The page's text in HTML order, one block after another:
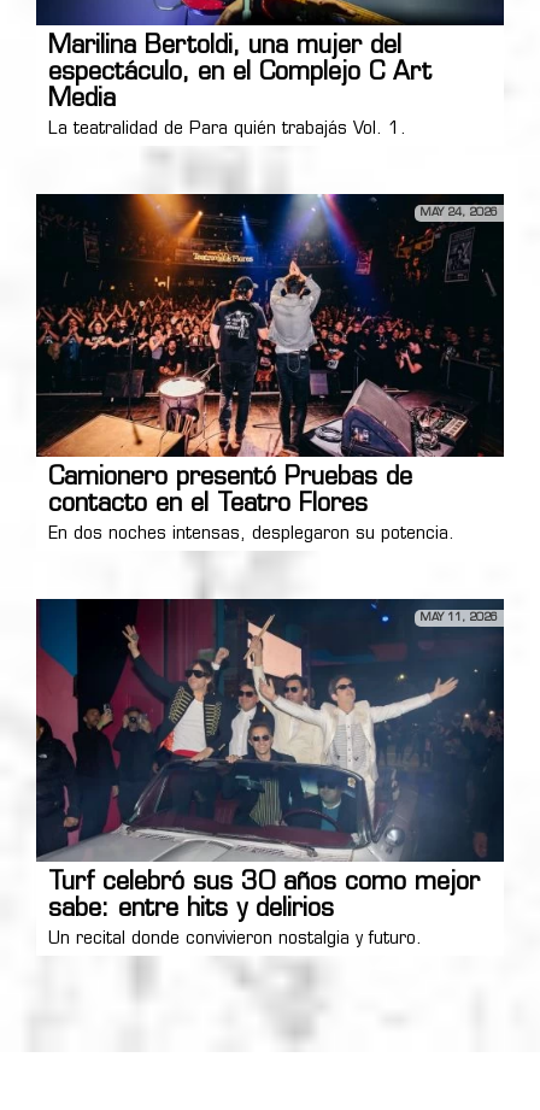
Marilina Bertoldi, una mujer del
espectáculo, en el Complejo C Art
Media
La teatralidad de Para quién trabajás Vol. 1.
MAY 24, 2026
Camionero presentó Pruebas de
contacto en el Teatro Flores
En dos noches intensas, desplegaron su potencia.
MAY 11, 2026
Turf celebró sus 30 años como mejor
sabe: entre hits y delirios
Un recital donde convivieron nostalgia y futuro.